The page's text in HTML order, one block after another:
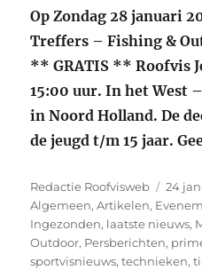
Op Zondag 28 januari
Treffers – Fishing &
** GRATIS ** Roofvis
15:00 uur. In het West
in Noord Holland. De
de jeugd t/m 15 jaar.
Auteur
Redactie Roofvisweb
op
24
Algemeen,Artikelen,
Ingezonden, laatste nieuws,
Outdoor, Persberichten,
sportvisnieuws,technieken,